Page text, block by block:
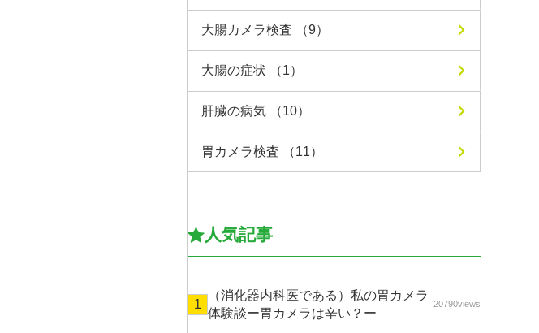
大腸カメラ検査 （9）
大腸の症状 （1）
肝臓の病気 （10）
胃カメラ検査 （11）
人気記事
（消化器内科医である）私の胃カメラ
体験談ー胃カメラは辛い？ー
20790views